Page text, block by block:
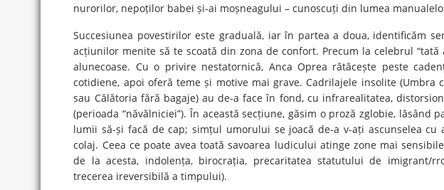
nurorilor, nepoților babei și-ai moșneagului – cunoscuți din lumea
Succesiunea povestirilor este graduală, iar în partea a doua, identificăm
acțiunilor menite să te scoată din zona de confort. Precum la celebrul
alunecoase. Cu o privire nestatornică, Anca Oprea rătăcește peste
cotidiene, apoi oferă teme și motive mai grave. Cadrilajele insolite (Umbra
sau Călătoria fără bagaje) au de-a face în fond, cu infrarealitatea,
(perioada “năvălniciei”). În această secțiune, găsim o proză zglobie,
lumii să-și facă de cap; simțul umorului se joacă de-a v-ați ascunselea
colaj. Ceea ce poate avea toată savoarea ludicului atinge zone mai
de la acesta, indolența, birocrația, precaritatea statutului de imigrant/
trecerea ireversibilă a timpului).